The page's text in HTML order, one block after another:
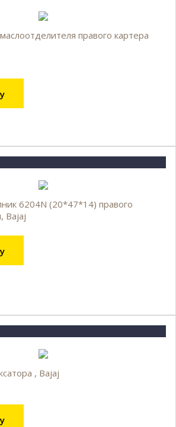
правого картера
6204N (20*47*14) правого
Bajaj
, Bajaj